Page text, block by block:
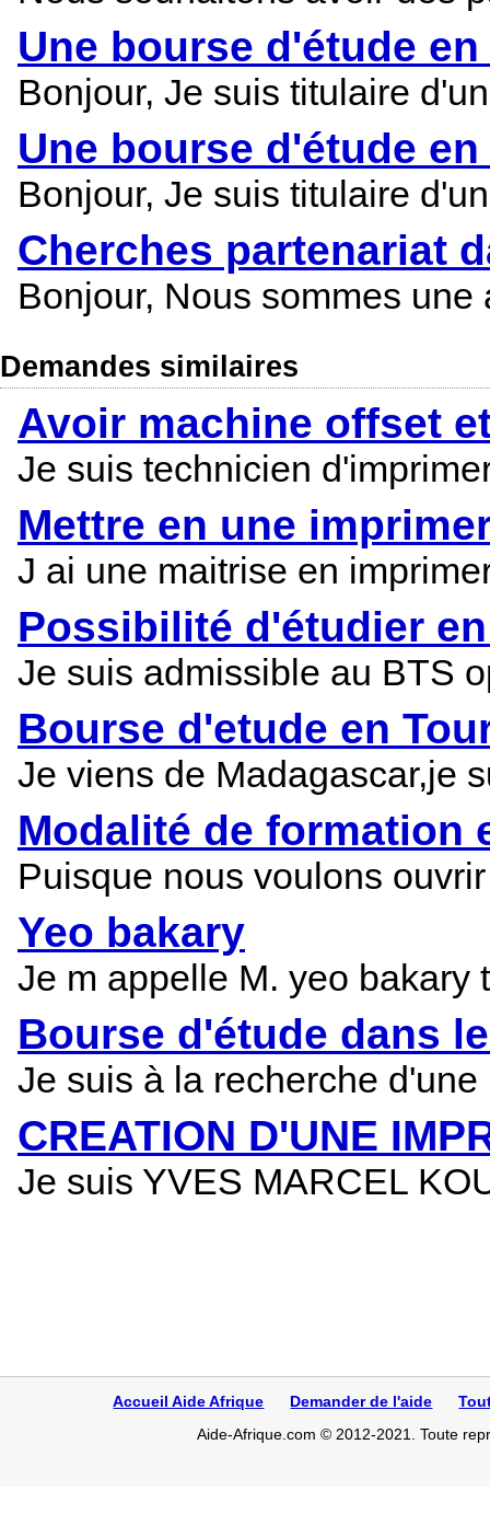
Une bourse d'étude
Bonjour, Je suis titulaire
Une bourse d'étude
Bonjour, Je suis titulaire
Cherches partenariat
Bonjour, Nous sommes
Demandes similaires
Avoir machine offset
Je suis technicien
Mettre en une
J ai une maitrise en
Possibilité d'étudier
Je suis admissible au BTS
Bourse d'etude en
Je viens de Madagascar,je
Modalité de formation
Puisque nous voulons
Yeo bakary
Je m appelle M. yeo bakary
Bourse d'étude dans
Je suis à la recherche
CREATION D'UNE
Je suis YVES MARCEL
Accueil Aide Afrique Demander de l'aide
Aide-Afrique.com © 2012-2021. Toute